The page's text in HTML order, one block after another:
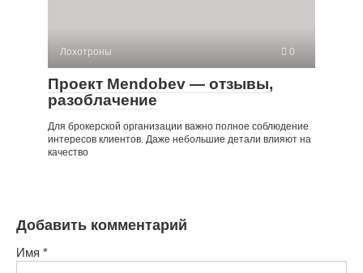
Лохотроны 0
Проект Mendobev — отзывы,
разоблачение
Для брокерской организации важно полное соблюдение
интересов клиентов. Даже небольшие детали влияют на
качество
Добавить комментарий
Имя *